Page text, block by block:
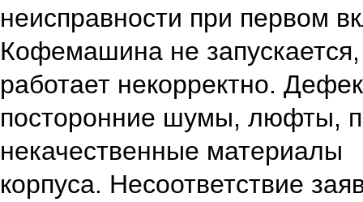
неисправности при первом
Кофемашина не
работает некорректно.
посторонние шумы, люфты,
некачественные материалы
корпуса. Несоответствие